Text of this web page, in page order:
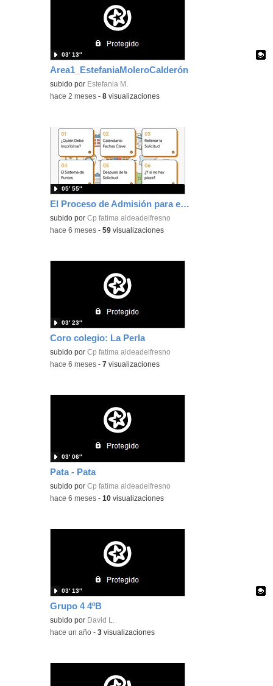
Area1_EstefaniaMoleroCalderón
Contenido educativo.
subido por Estefania M.
03′ 13″
-hace 2 meses -8 visualizaciones
El Proceso de Admisión para el Curso 2026-2027
subido porCp fatima aldeadelfresno
05′ 55″
-hace 6 meses -59 visualizaciones
Coro colegio: La Perla
subido porCp fatima aldeadelfresno
03′ 23″
-hace 6 meses -7 visualizaciones
Pata - Pata
subido porCp fatima aldeadelfresno
03′ 06″
-hace 6 meses -10 visualizaciones
Grupo 4 4ºB
Contenido educativo.
subido por David L.
03′ 13″
-hace un año -3 visualizaciones